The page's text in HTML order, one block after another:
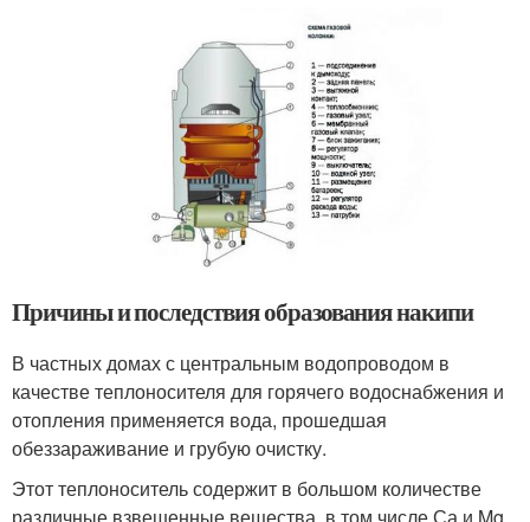
Причины и последствия образования накипи
В частных домах с центральным водопроводом в
качестве теплоносителя для горячего водоснабжения и
отопления применяется вода, прошедшая
обеззараживание и грубую очистку.
Этот теплоноситель содержит в большом количестве